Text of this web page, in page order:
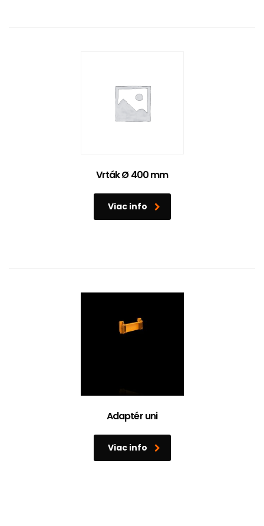
Vrták Ø 400 mm
Viac info
Adaptér uni
Viac info